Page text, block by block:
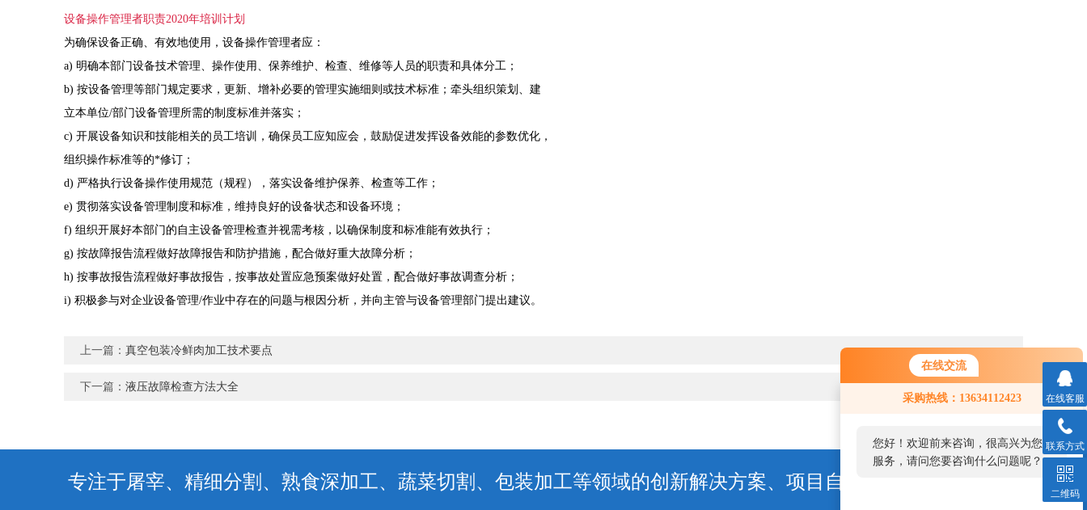
在线交流
采购热线：13634112423
您好！欢迎前来咨询，很高兴为您
服务，请问您要咨询什么问题呢？
设备操作管理者职责2020年培训计划
为确保设备正确、有效地使用，设备操作管理者应：
a) 明确本部门设备技术管理、操作使用、保养维护、检查、维修等人员的职责和具体分工；
b) 按设备管理等部门规定要求，更新、增补必要的管理实施细则或技术标准；牵头组织策划、建
立本单位/部门设备管理所需的制度标准并落实；
c) 开展设备知识和技能相关的员工培训，确保员工应知应会，鼓励促进发挥设备效能的参数优化，
组织操作标准等的*修订；
d) 严格执行设备操作使用规范（规程），落实设备维护保养、检查等工作；
e) 贯彻落实设备管理制度和标准，维持良好的设备状态和设备环境；
f) 组织开展好本部门的自主设备管理检查并视需考核，以确保制度和标准能有效执行；
g) 按故障报告流程做好故障报告和防护措施，配合做好重大故障分析；
h) 按事故报告流程做好事故报告，按事故处置应急预案做好处置，配合做好事故调查分析；
i) 积极参与对企业设备管理/作业中存在的问题与根因分析，并向主管与设备管理部门提出建议。
上一篇：真空包装冷鲜肉加工技术要点
下一篇：液压故障检查方法大全
专注于屠宰、精细分割、熟食深加工、蔬菜切割、包装加工等领域的创新解决方案、项目自动化
在线客服
联系方式
二维码